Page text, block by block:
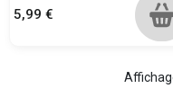
Prix
5,99 €